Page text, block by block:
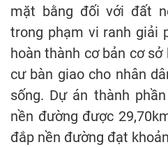
mặt bằng đối với đất
trong phạm vi ranh giải
hoàn thành cơ bản cơ
cư bàn giao cho nhân
sống. Dự án thành
nền đường được
đắp nền đường đạt